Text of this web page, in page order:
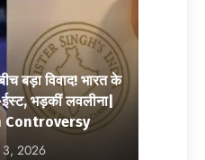
बड़ा विवाद! भारत के
भड़कीं लवलीना|
Controversy
2026